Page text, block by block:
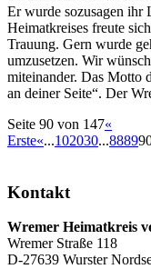
Er wurde sozusagen ihr
Heimatkreises freute
Trauung. Gern wurde
umzusetzen. Wir
miteinander. Das Motto
an deiner Seite“. Der
Seite 90 von 147«
Erste«...102030...8889
Kontakt
Wremer Heimatkreis
Wremer Straße 118
D-27639 Wurster